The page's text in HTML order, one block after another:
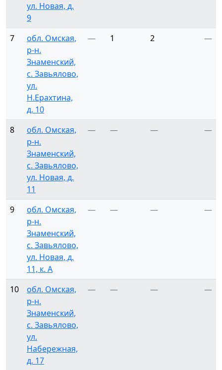
ул. Новая, д.
9
7
обл. Омская,
р-н.
Знаменский,
с. Завьялово,
ул.
Н.Ерахтина,
д. 10
— 1 2 —
8
обл. Омская,
р-н.
Знаменский,
с. Завьялово,
ул. Новая, д.
11
— — — —
9
обл. Омская,
р-н.
Знаменский,
с. Завьялово,
ул. Новая, д.
11, к. А
— — — —
10
обл. Омская,
р-н.
Знаменский,
с. Завьялово,
ул.
Набережная,
д. 17
— — — —